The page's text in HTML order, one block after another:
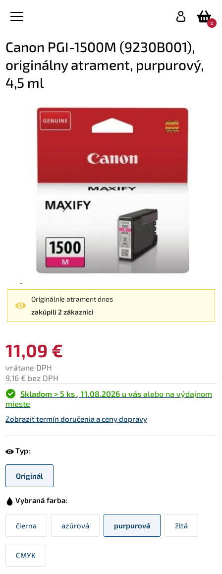
0
Canon PGI-1500M (9230B001),
originálny atrament, purpurový,
4,5 ml
Originálníe atrament dnes
zakúpili 2 zákazníci
11,09 €
vrátane DPH
9,16 € bez DPH
Skladom > 5 ks , 11.08.2026 u vás alebo na výdajnom
mieste
Zobraziť termín doručenia a ceny dopravy
Typ:
Originál
Vybraná farba:
čierna azúrová purpurová žltá
CMYK